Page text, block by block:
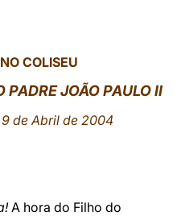
COLISEU
PADRE JOÃO PAULO II
de Abril de 2004
A hora do Filho do